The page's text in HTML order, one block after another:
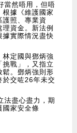
當然唔用，但唔
據《維護國家
護照、專業資
資金。新法例
據實際情況盡快
定國與鄧炳強
戰」，又指立
鬆。鄧炳強則形
於交咗26年未交
法盡心盡力，期
國家安全條